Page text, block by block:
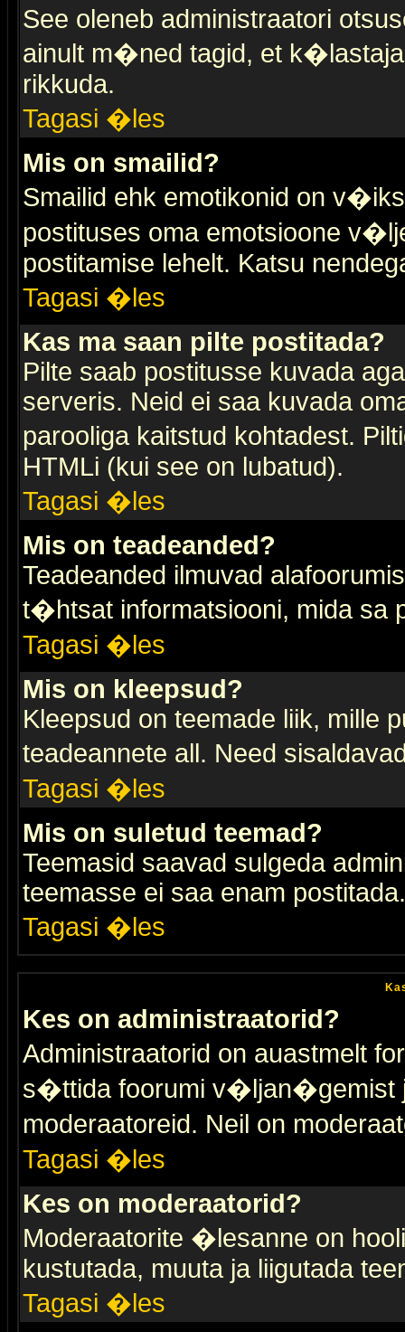
See oleneb administraatori
ainult m�ned tagid, et
rikkuda.
Tagasi �les
Mis on smailid?
Smailid ehk emotikonid on
postituses oma emotsioone
postitamise lehelt. Katsu
Tagasi �les
Kas ma saan pilte postitada?
Pilte saab postitusse kuvada
serveris. Neid ei saa kuvada
parooliga kaitstud kohtadest.
HTMLi (kui see on lubatud).
Tagasi �les
Mis on teadeanded?
Teadeanded ilmuvad
t�htsat informatsiooni, mida sa
Tagasi �les
Mis on kleepsud?
Kleepsud on teemade liik, mille
teadeannete all. Need
Tagasi �les
Mis on suletud teemad?
Teemasid saavad sulgeda
teemasse ei saa enam postitada.
Tagasi �les
Kes on administraatorid?
Administraatorid on auastmelt
s�ttida foorumi v�ljan�gemist
moderaatoreid. Neil on
Tagasi �les
Kes on moderaatorid?
Moderaatorite �lesanne on
kustutada, muuta ja liigutada
Tagasi �les